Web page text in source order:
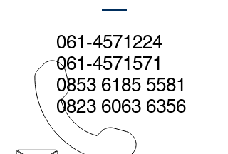
061-4571224
061-4571571
0853 6185 5581
0823 6063 6356